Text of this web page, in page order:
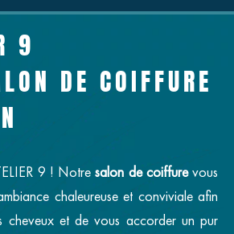
9
DE COIFFURE
9 ! Notresalon de coiffurevous
chaleureuse et conviviale afin
cheveux et de vous accorder un pur